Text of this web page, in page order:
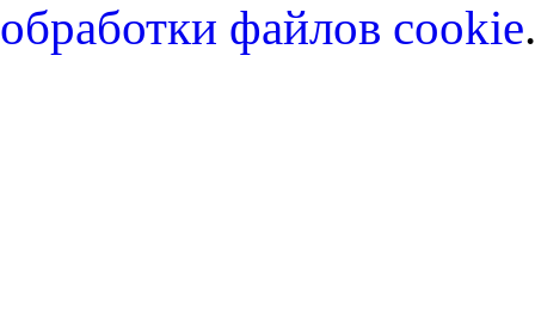
обработки файлов cookie.